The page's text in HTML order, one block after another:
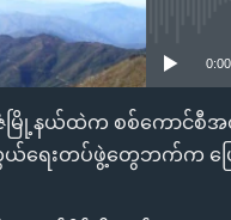
0:00
ဇံမြို့နယ်ထဲက စစ်ကောင်စီ
ရေးတပ်ဖွဲ့တွေဘက်က ပြ